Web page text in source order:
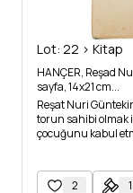
Lot: 22 > Kitap
HANÇER, Reşad
sayfa, 14x21 cm...
Reşat Nuri
torun sahibi olmak
çocuğunu kabul
2 1